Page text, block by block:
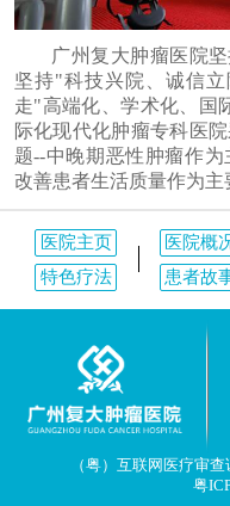
广州复大肿瘤医院
坚持"科技兴院、诚信
走"高端化、学术化、国
际化现代化肿瘤专科医
题--中晚期恶性肿瘤作为
改善患者生活质量作为主
医院主页 医院概
特色疗法
患者故
（粤）互联网医疗审
粤